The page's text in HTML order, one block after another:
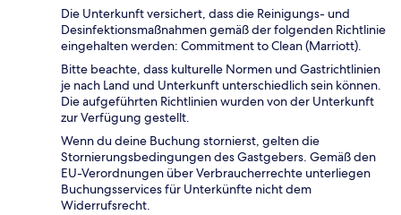
Die Unterkunft versichert, dass die Reinigungs- und
Desinfektionsmaßnahmen gemäß der folgenden Richtlinie
eingehalten werden: Commitment to Clean (Marriott).
Bitte beachte, dass kulturelle Normen und Gastrichtlinien
je nach Land und Unterkunft unterschiedlich sein können.
Die aufgeführten Richtlinien wurden von der Unterkunft
zur Verfügung gestellt.
Wenn du deine Buchung stornierst, gelten die
Stornierungsbedingungen des Gastgebers. Gemäß den
EU-Verordnungen über Verbraucherrechte unterliegen
Buchungsservices für Unterkünfte nicht dem
Widerrufsrecht.